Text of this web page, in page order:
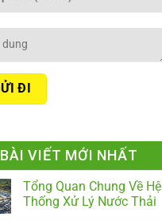
BÀI VIẾT MỚI NHẤT
Tổng Quan Chung Về Hệ
Thống Xử Lý Nước Thải